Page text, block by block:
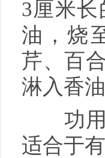
3厘米
油，烧
芹、百
淋入香
功用
适合于